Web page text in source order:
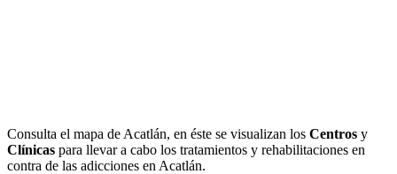
Consulta el mapa de Acatlán, en éste se visualizan los Centros y
Clínicas para llevar a cabo los tratamientos y rehabilitaciones en
contra de las adicciones en Acatlán.